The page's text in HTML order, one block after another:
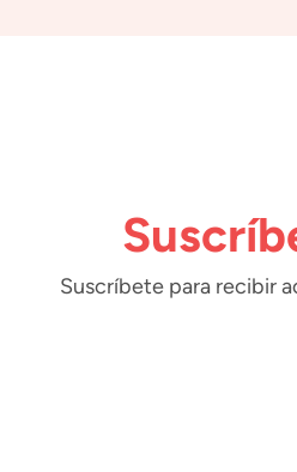
Suscríbete para recibir